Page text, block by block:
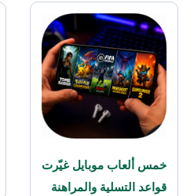
خمس ألعاب موبايل غيّرت
قواعد التسلية والمراهنة